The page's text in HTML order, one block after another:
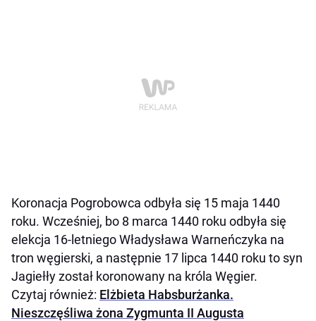
Koronacja Pogrobowca odbyła się 15 maja 1440
roku. Wcześniej, bo 8 marca 1440 roku odbyła się
elekcja 16-letniego Władysława Warneńczyka na
tron węgierski, a następnie 17 lipca 1440 roku to syn
Jagiełły został koronowany na króla Węgier.
Czytaj również: Elżbieta Habsburżanka.
Nieszczęśliwa żona Zygmunta II Augusta